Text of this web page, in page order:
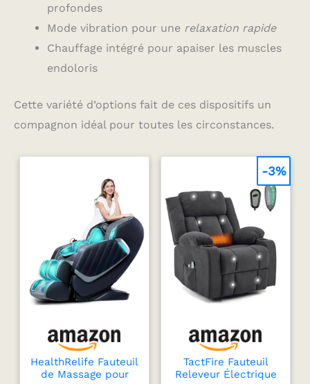
profondes
Mode vibration pour une relaxation rapide
Chauffage intégré pour apaiser les muscles
endoloris
Cette variété d’options fait de ces dispositifs un
compagnon idéal pour toutes les circonstances.
HealthRelife Fauteuil
de Massage pour
TactFire Fauteuil
Releveur Électrique
-3%